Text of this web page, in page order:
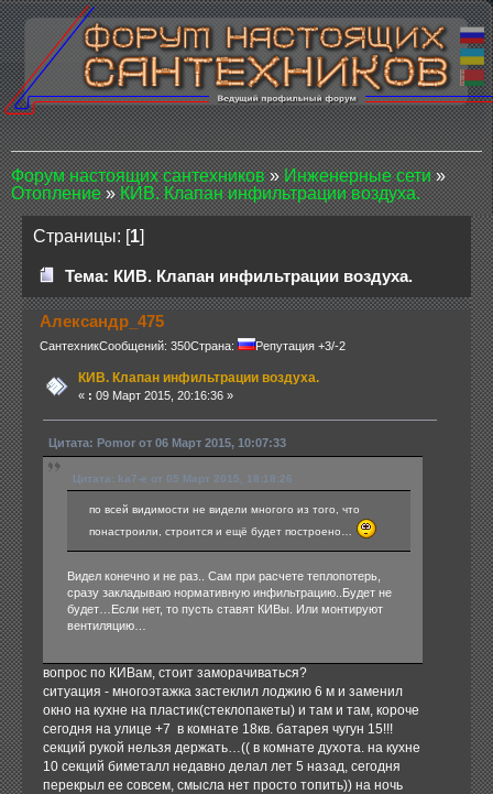
Форум настоящих сантехников»Инженерные сети»
Отопление»КИВ. Клапан инфильтрации воздуха.
Страницы: [1]
Тема: КИВ. Клапан инфильтрации воздуха.
Александр_475
СантехникСообщений: 350Страна: Репутация +3/-2
КИВ. Клапан инфильтрации воздуха.
« : 09 Март 2015, 20:16:36 »
Цитата: Pomor от 06 Март 2015, 10:07:33
Цитата: ka7-e от 05 Март 2015, 18:18:26
по всей видимости не видели многого из того, что
понастроили, строится и ещё будет построено…
Видел конечно и не раз.. Сам при расчете теплопотерь,
сразу закладываю нормативную инфильтрацию..Будет не
будет…Если нет, то пусть ставят КИВы. Или монтируют
вентиляцию…
вопрос по КИВам, стоит заморачиваться?
ситуация - многоэтажка застеклил лоджию 6 м и заменил
окно на кухне на пластик(стеклопакеты) и там и там, короче
сегодня на улице +7 в комнате 18кв. батарея чугун 15!!!
секций рукой нельзя держать…(( в комнате духота. на кухне
10 секций биметалл недавно делал лет 5 назад, сегодня
перекрыл ее совсем, смысла нет просто топить)) на ночь